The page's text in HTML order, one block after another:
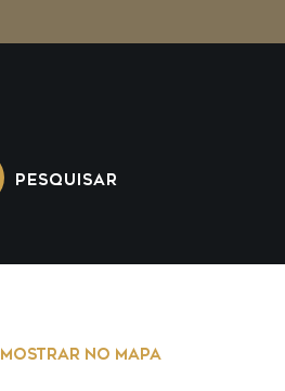
PESQUISAR
MOSTRAR NO MAPA